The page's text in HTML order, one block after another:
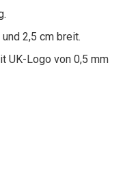
2,5 cm breit.
UK-Logo von 0,5 mm